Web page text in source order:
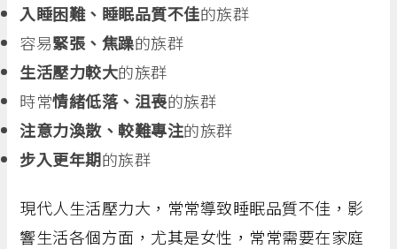
入睡困難、睡眠品質不佳的族群
容易緊張、焦躁的族群
生活壓力較大的族群
時常情緒低落、沮喪的族群
注意力渙散、較難專注的族群
步入更年期的族群
現代人生活壓力大，常常導致睡眠品質不佳，影
響生活各個方面，尤其是女性，常常需要在家庭